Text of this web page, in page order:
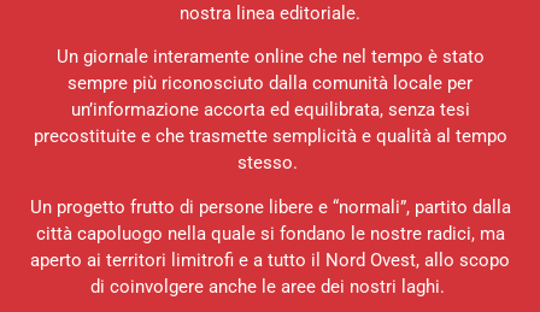
nostra linea editoriale.
Un giornale interamente online che nel tempo è stato
sempre più riconosciuto dalla comunità locale per
un’informazione accorta ed equilibrata, senza tesi
precostituite e che trasmette semplicità e qualità al tempo
stesso.
Un progetto frutto di persone libere e “normali”, partito dalla
città capoluogo nella quale si fondano le nostre radici, ma
aperto ai territori limitrofi e a tutto il Nord Ovest, allo scopo
di coinvolgere anche le aree dei nostri laghi.